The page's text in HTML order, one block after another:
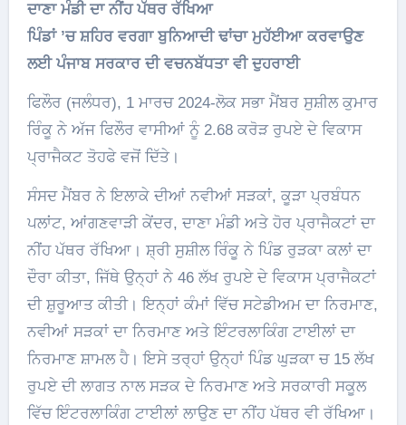
ਦਾਣਾ ਮੰਡੀ ਦਾ ਨੀਂਹ ਪੱਥਰ ਰੱਖਿਆ
ਪਿੰਡਾਂ ’ਚ ਸ਼ਹਿਰ ਵਰਗਾ ਬੁਨਿਆਦੀ ਢਾਂਚਾ ਮੁਹੱਈਆ ਕਰਵਾਉਣ
ਲਈ ਪੰਜਾਬ ਸਰਕਾਰ ਦੀ ਵਚਨਬੱਧਤਾ ਵੀ ਦੁਹਰਾਈ
ਫਿਲੌਰ (ਜਲੰਧਰ), 1 ਮਾਰਚ 2024-ਲੋਕ ਸਭਾ ਮੈਂਬਰ ਸੁਸ਼ੀਲ ਕੁਮਾਰ
ਰਿੰਕੂ ਨੇ ਅੱਜ ਫਿਲੌਰ ਵਾਸੀਆਂ ਨੂੰ 2.68 ਕਰੋੜ ਰੁਪਏ ਦੇ ਵਿਕਾਸ
ਪ੍ਰਾਜੈਕਟ ਤੋਹਫੇ ਵਜੋਂ ਦਿੱਤੇ।
ਸੰਸਦ ਮੈਂਬਰ ਨੇ ਇਲਾਕੇ ਦੀਆਂ ਨਵੀਆਂ ਸੜਕਾਂ, ਕੂੜਾ ਪ੍ਰਬੰਧਨ
ਪਲਾਂਟ, ਆਂਗਣਵਾੜੀ ਕੇਂਦਰ, ਦਾਣਾ ਮੰਡੀ ਅਤੇ ਹੋਰ ਪ੍ਰਾਜੈਕਟਾਂ ਦਾ
ਨੀਂਹ ਪੱਥਰ ਰੱਖਿਆ। ਸ਼੍ਰੀ ਸੁਸ਼ੀਲ ਰਿੰਕੂ ਨੇ ਪਿੰਡ ਰੁੜਕਾ ਕਲਾਂ ਦਾ
ਦੌਰਾ ਕੀਤਾ, ਜਿੱਥੇ ਉਨ੍ਹਾਂ ਨੇ 46 ਲੱਖ ਰੁਪਏ ਦੇ ਵਿਕਾਸ ਪ੍ਰਾਜੈਕਟਾਂ
ਦੀ ਸ਼ੁਰੂਆਤ ਕੀਤੀ। ਇਨ੍ਹਾਂ ਕੰਮਾਂ ਵਿੱਚ ਸਟੇਡੀਅਮ ਦਾ ਨਿਰਮਾਣ,
ਨਵੀਆਂ ਸੜਕਾਂ ਦਾ ਨਿਰਮਾਣ ਅਤੇ ਇੰਟਰਲਾਕਿੰਗ ਟਾਈਲਾਂ ਦਾ
ਨਿਰਮਾਣ ਸ਼ਾਮਲ ਹੈ। ਇਸੇ ਤਰ੍ਹਾਂ ਉਨ੍ਹਾਂ ਪਿੰਡ ਘੁੜਕਾ ਚ 15 ਲੱਖ
ਰੁਪਏ ਦੀ ਲਾਗਤ ਨਾਲ ਸੜਕ ਦੇ ਨਿਰਮਾਣ ਅਤੇ ਸਰਕਾਰੀ ਸਕੂਲ
ਵਿੱਚ ਇੰਟਰਲਾਕਿੰਗ ਟਾਈਲਾਂ ਲਾਉਣ ਦਾ ਨੀਂਹ ਪੱਥਰ ਵੀ ਰੱਖਿਆ।